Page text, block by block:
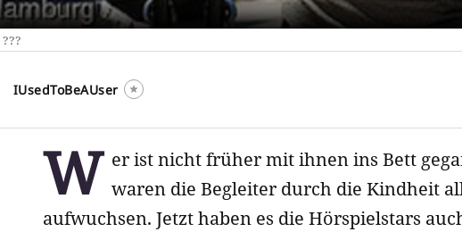
IUsedToBeAUser
W er ist nicht früher mit ihnen ins Bett
waren die Begleiter durch die Kindheit
aufwuchsen. Jetzt haben es die Hörspielstars